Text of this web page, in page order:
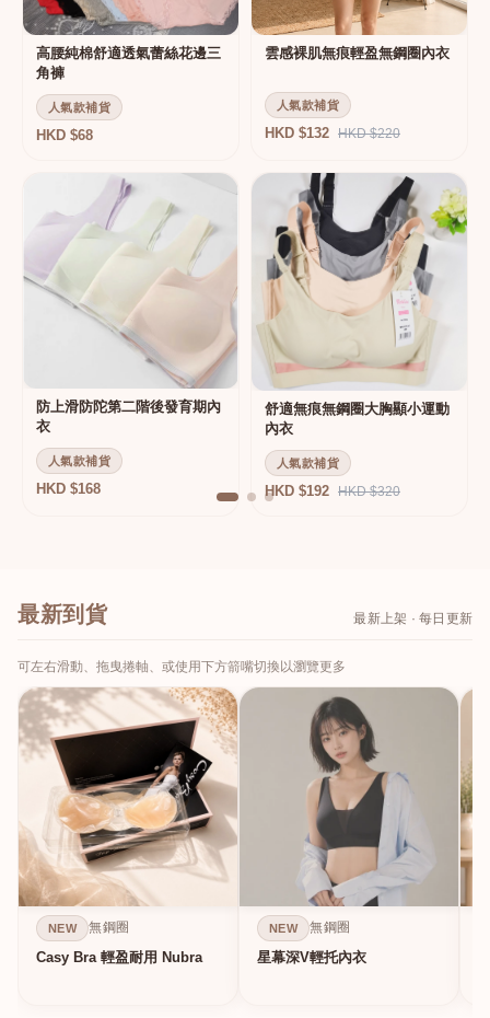
高腰純棉舒適透氣蕾絲花邊三
角褲
人氣款補貨
HKD $68
雲感裸肌無痕輕盈無鋼圈內衣
人氣款補貨
HKD $132 HKD $220
防上滑防陀第二階後發育期內
衣
人氣款補貨
HKD $168
舒適無痕無鋼圈大胸顯小運動
內衣
人氣款補貨
HKD $192 HKD $320
最新到貨 最新上架 · 每日更新
可左右滑動、拖曳捲軸、或使用下方箭嘴切換以瀏覽更多
NEW 無鋼圈
Casy Bra 輕盈耐用 Nubra
NEW 無鋼圈
星幕深V輕托內衣